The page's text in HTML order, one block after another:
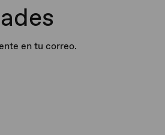
en tu correo.